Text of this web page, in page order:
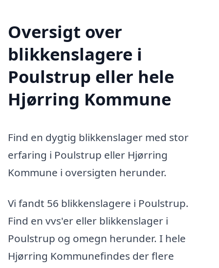
Oversigt over
blikkenslagere i
Poulstrup eller hele
Hjørring Kommune
Find en dygtig blikkenslager med stor
erfaring i Poulstrup eller Hjørring
Kommune i oversigten herunder.
Vi fandt 56 blikkenslagere i Poulstrup.
Find en vvs'er eller blikkenslager i
Poulstrup og omegn herunder. I hele
Hjørring Kommunefindes der flere